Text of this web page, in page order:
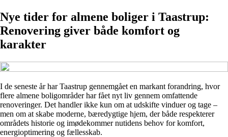
Nye tider for almene boliger i Taastrup:
Renovering giver både komfort og
karakter
I de seneste år har Taastrup gennemgået en markant forandring, hvor
flere almene boligområder har fået nyt liv gennem omfattende
renoveringer. Det handler ikke kun om at udskifte vinduer og tage –
men om at skabe moderne, bæredygtige hjem, der både respekterer
områdets historie og imødekommer nutidens behov for komfort,
energioptimering og fællesskab.